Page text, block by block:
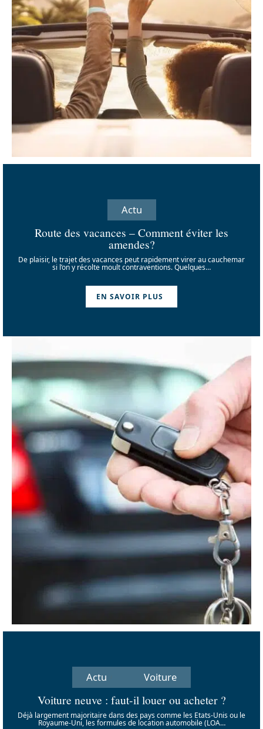
Actu
Route des vacances – Comment éviter les
amendes?
De plaisir, le trajet des vacances peut rapidement virer au cauchemar
si l’on y récolte moult contraventions. Quelques…
EN SAVOIR PLUS
Actu Voiture
Voiture neuve : faut-il louer ou acheter ?
Déjà largement majoritaire dans des pays comme les Etats-Unis ou le
Royaume-Uni, les formules de location automobile (LOA…